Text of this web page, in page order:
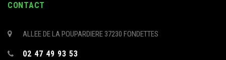
CONTACT
ALLEE DE LA POUPARDIERE 37230 FONDETTES
02 47 49 93 53